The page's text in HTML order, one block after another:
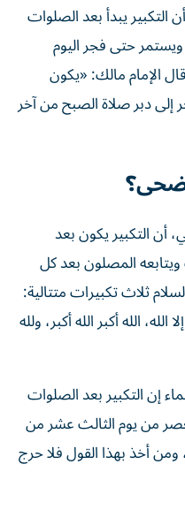
يبدأ بعد الصلوات
ذي الحجة، ويستمر حتى فجر اليوم
الإمام مالك: «يكون
إلى دبر صلاة الصبح من آخر
أن التكبير يكون بعد
ويتابعه المصلون بعد كل
ثلاث تكبيرات متتالية:
الله، الله أكبر الله أكبر، ولله
إن التكبير بعد الصلوات
من يوم الثالث عشر من
أخذ بهذا القول فلا حرج